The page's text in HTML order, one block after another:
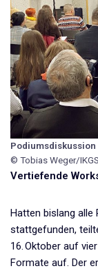
Podiumsdiskussion
© Tobias Weger/IKGS
Vertiefende
Hatten bislang alle
stattgefunden,
16. Oktober auf
Formate auf. Der